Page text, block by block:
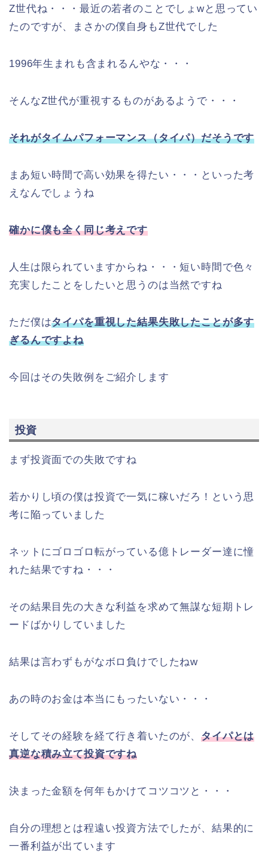
Z世代ね・・・最近の若者のことでしょwと思ってい
たのですが、まさかの僕自身もZ世代でした
1996年生まれも含まれるんやな・・・
そんなZ世代が重視するものがあるようで・・・
それがタイムパフォーマンス（タイパ）だそうです
まあ短い時間で高い効果を得たい・・・といった考
えなんでしょうね
確かに僕も全く同じ考えです
人生は限られていますからね・・・短い時間で色々
充実したことをしたいと思うのは当然ですね
ただ僕はタイパを重視した結果失敗したことが多す
ぎるんですよね
今回はその失敗例をご紹介します
投資
まず投資面での失敗ですね
若かりし頃の僕は投資で一気に稼いだろ！という思
考に陥っていました
ネットにゴロゴロ転がっている億トレーダー達に憧
れた結果ですね・・・
その結果目先の大きな利益を求めて無謀な短期トレ
ードばかりしていました
結果は言わずもがなボロ負けでしたねw
あの時のお金は本当にもったいない・・・
そしてその経験を経て行き着いたのが、タイパとは
真逆な積み立て投資ですね
決まった金額を何年もかけてコツコツと・・・
自分の理想とは程遠い投資方法でしたが、結果的に
一番利益が出ています